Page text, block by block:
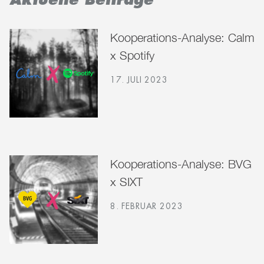
Kooperations-Analyse: Calm
x Spotify
17. JULI 2023
Kooperations-Analyse: BVG
x SIXT
8. FEBRUAR 2023